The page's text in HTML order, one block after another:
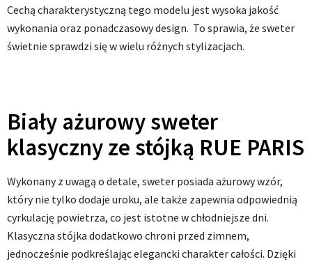
Cechą charakterystyczną tego modelu jest wysoka jakość
wykonania oraz ponadczasowy design. To sprawia, że sweter
świetnie sprawdzi się w wielu różnych stylizacjach.
Biały ażurowy sweter
klasyczny ze stójką RUE PARIS
Wykonany z uwagą o detale, sweter posiada ażurowy wzór,
który nie tylko dodaje uroku, ale także zapewnia odpowiednią
cyrkulację powietrza, co jest istotne w chłodniejsze dni.
Klasyczna stójka dodatkowo chroni przed zimnem,
jednocześnie podkreślając elegancki charakter całości. Dzięki